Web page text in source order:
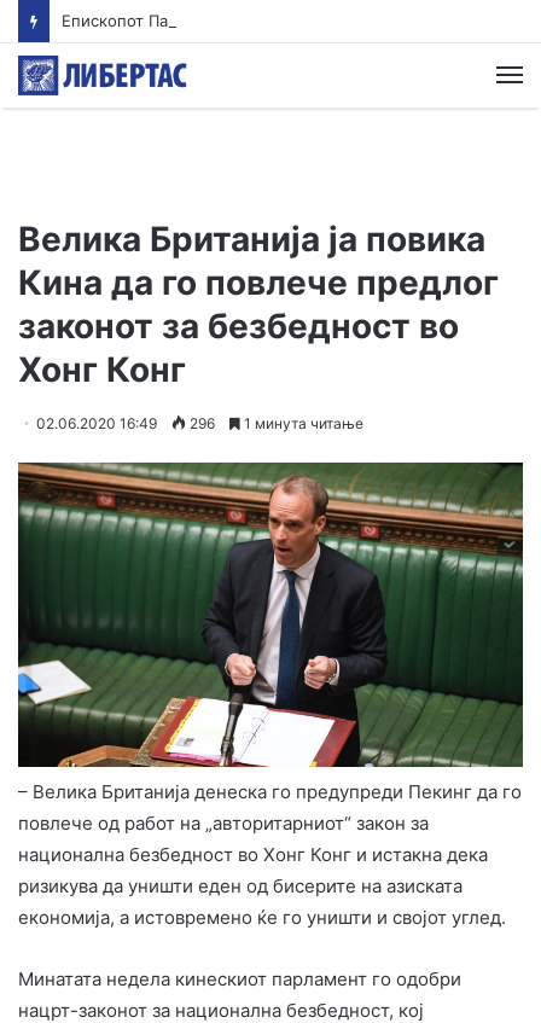
Велика Британија ја повика
Кина да го повлече предлог
законот за безбедност во
Хонг Конг
02.06.2020 16:49 296 1 минута читање
– Велика Британија денеска го предупреди Пекинг да го
повлече од работ на „авторитарниот“ закон за
национална безбедност во Хонг Конг и истакна дека
ризикува да уништи еден од бисерите на азиската
економија, а истовремено ќе го уништи и својот углед.
Минатата недела кинескиот парламент го одобри
нацрт-законот за национална безбедност, кој